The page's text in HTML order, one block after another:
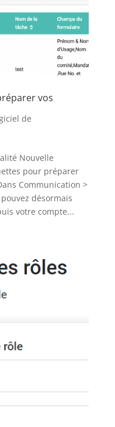
vos
de
Nouvelle
pour préparer
Communication >
désormais
votre compte...